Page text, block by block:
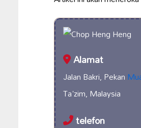
Alamat
Jalan Bakri, Pekan
Ta'zim, Malaysia
telefon